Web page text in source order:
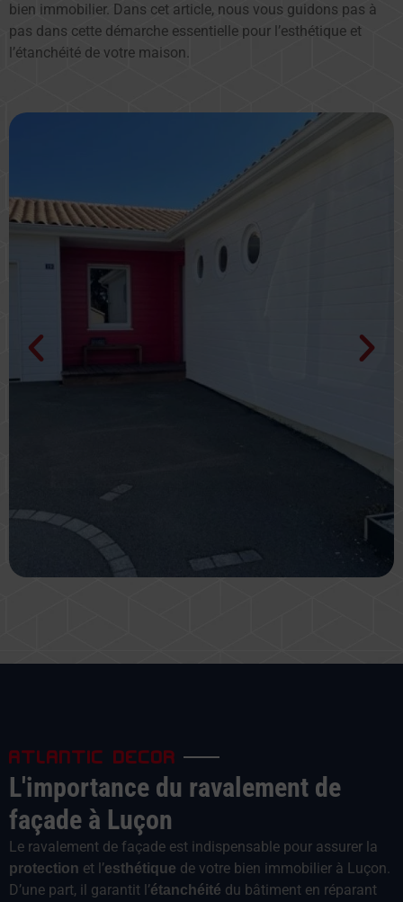
bien immobilier. Dans cet article, nous vous guidons pas à
pas dans cette démarche essentielle pour l’esthétique et
l’étanchéité de votre maison.
ATLANTIC DECOR
L'importance du ravalement de
façade à Luçon
Le ravalement de façade est indispensable pour assurer la
protection et l’esthétique de votre bien immobilier à Luçon.
D’une part, il garantit l’étanchéité du bâtiment en réparant